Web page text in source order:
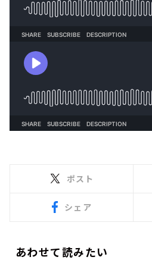
ポスト
シェア
あわせて読みたい